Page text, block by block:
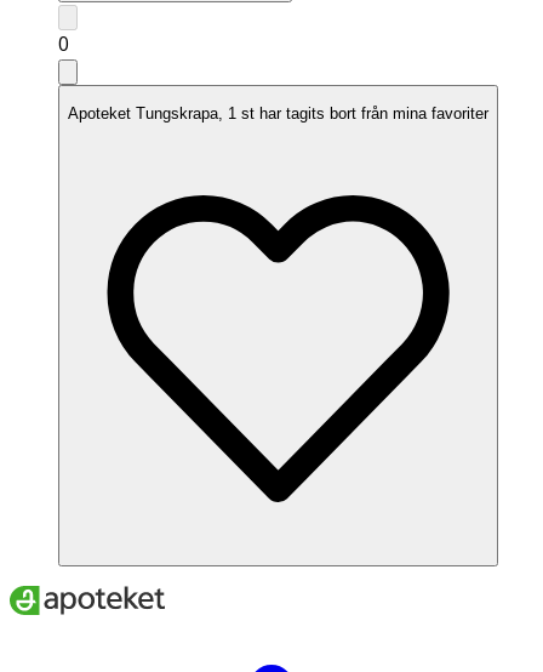
0
Apoteket Tungskrapa, 1 st har tagits bort från mina favoriter